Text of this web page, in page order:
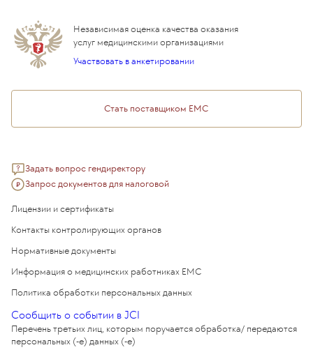
Прайс-лист
Подарочный сертификат EMC
Программы привилегий
Стать поставщиком ЕМС
Задать вопрос гендиректору
Запрос документов для налоговой
Независимая оценка качества оказания
услуг медицинскими организациями
Участвовать в анкетировании
Лицензии и сертификаты
Контакты контролирующих органов
Нормативные документы
Информация о медицинских работниках EMC
Политика обработки персональных данных
Сообщить о событии в JCI
Перечень третьих лиц, которым поручается обработка/ передаются
персональных (-е) данных (-е)